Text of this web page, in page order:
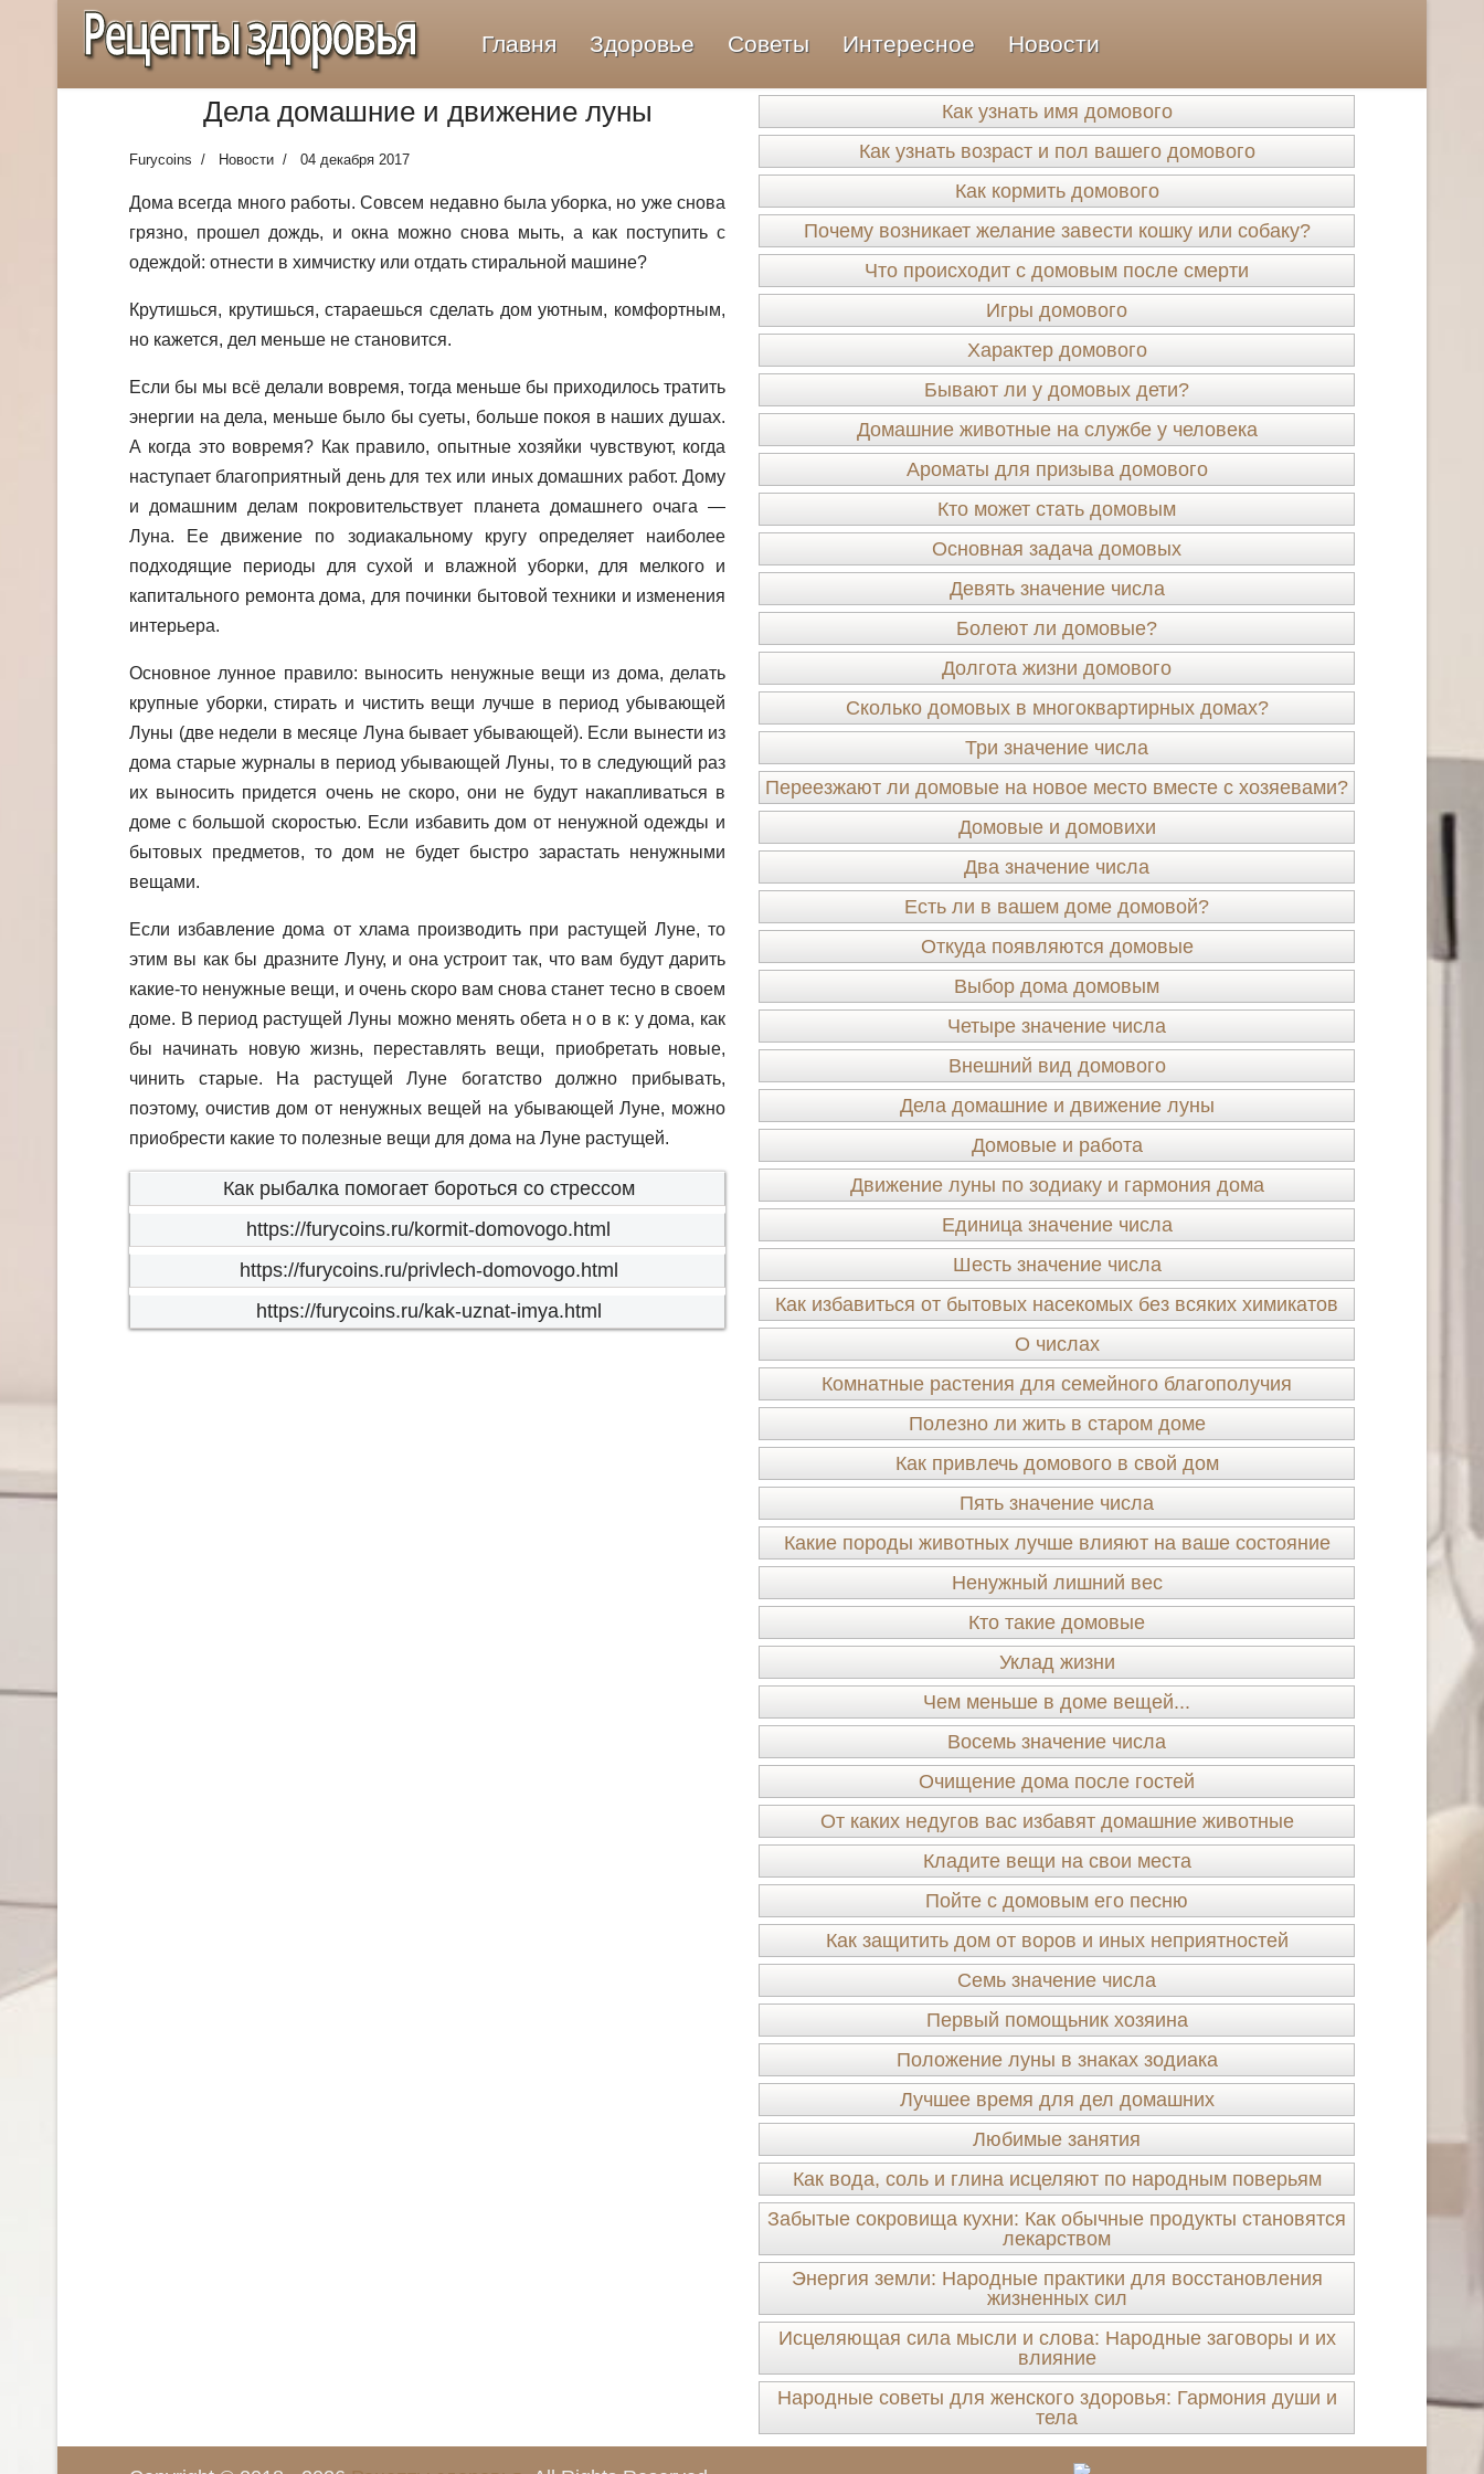
Рецепты здоровья Главня Здоровье Советы Интересное Новости
Дела домашние и движение луны
Furycoins Новости 04 декабря 2017
Дома всегда много работы. Совсем недавно была уборка, но уже снова
грязно, прошел дождь, и окна можно снова мыть, а как поступить с
одеждой: отнести в химчистку или отдать стиральной машине?
Крутишься, крутишься, стараешься сделать дом уютным, комфортным,
но кажется, дел меньше не становится.
Если бы мы всё делали вовремя, тогда меньше бы приходилось тратить
энергии на дела, меньше было бы суеты, больше покоя в наших душах.
А когда это вовремя? Как правило, опытные хозяйки чувствуют, когда
наступает благоприятный день для тех или иных домашних работ. Дому
и домашним делам покровительствует планета домашнего очага —
Луна. Ее движение по зодиакальному кругу определяет наиболее
подходящие периоды для сухой и влажной уборки, для мелкого и
капитального ремонта дома, для починки бытовой техники и изменения
интерьера.
Основное лунное правило: выносить ненужные вещи из дома, делать
крупные уборки, стирать и чистить вещи лучше в период убывающей
Луны (две недели в месяце Луна бывает убывающей). Если вынести из
дома старые журналы в период убывающей Луны, то в следующий раз
их выносить придется очень не скоро, они не будут накапливаться в
доме с большой скоростью. Если избавить дом от ненужной одежды и
бытовых предметов, то дом не будет быстро зарастать ненужными
вещами.
Если избавление дома от хлама производить при растущей Луне, то
этим вы как бы дразните Луну, и она устроит так, что вам будут дарить
какие-то ненужные вещи, и очень скоро вам снова станет тесно в своем
доме. В период растущей Луны можно менять обета н о в к: у дома, как
бы начинать новую жизнь, переставлять вещи, приобретать новые,
чинить старые. На растущей Луне богатство должно прибывать,
поэтому, очистив дом от ненужных вещей на убывающей Луне, можно
приобрести какие то полезные вещи для дома на Луне растущей.
Как рыбалка помогает бороться со стрессом
https://furycoins.ru/kormit-domovogo.html
https://furycoins.ru/privlech-domovogo.html
https://furycoins.ru/kak-uznat-imya.html
Как узнать имя домового
Как узнать возраст и пол вашего домового
Как кормить домового
Почему возникает желание завести кошку или собаку?
Что происходит с домовым после смерти
Игры домового
Характер домового
Бывают ли у домовых дети?
Домашние животные на службе у человека
Ароматы для призыва домового
Кто может стать домовым
Основная задача домовых
Девять значение числа
Болеют ли домовые?
Долгота жизни домового
Сколько домовых в многоквартирных домах?
Три значение числа
Переезжают ли домовые на новое место вместе с хозяевами?
Домовые и домовихи
Два значение числа
Есть ли в вашем доме домовой?
Откуда появляются домовые
Выбор дома домовым
Четыре значение числа
Внешний вид домового
Дела домашние и движение луны
Домовые и работа
Движение луны по зодиаку и гармония дома
Единица значение числа
Шесть значение числа
Как избавиться от бытовых насекомых без всяких химикатов
О числах
Комнатные растения для семейного благополучия
Полезно ли жить в старом доме
Как привлечь домового в свой дом
Пять значение числа
Какие породы животных лучше влияют на ваше состояние
Ненужный лишний вес
Кто такие домовые
Уклад жизни
Чем меньше в доме вещей...
Восемь значение числа
Очищение дома после гостей
От каких недугов вас избавят домашние животные
Кладите вещи на свои места
Пойте с домовым его песню
Как защитить дом от воров и иных неприятностей
Семь значение числа
Первый помощьник хозяина
Положение луны в знаках зодиака
Лучшее время для дел домашних
Любимые занятия
Как вода, соль и глина исцеляют по народным поверьям
Забытые сокровища кухни: Как обычные продукты становятся
лекарством
Энергия земли: Народные практики для восстановления
жизненных сил
Исцеляющая сила мысли и слова: Народные заговоры и их
влияние
Народные советы для женского здоровья: Гармония души и
тела